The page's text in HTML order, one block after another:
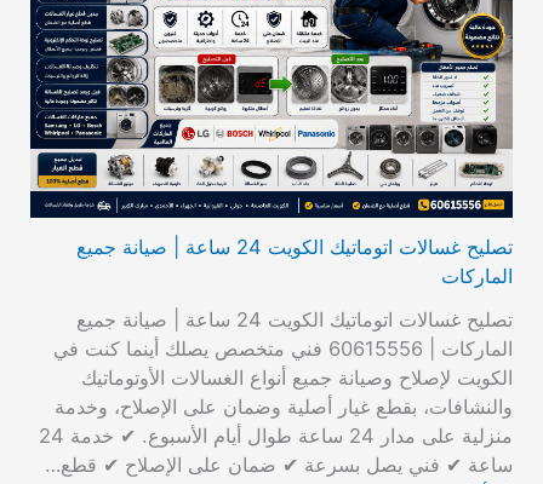
تصليح غسالات اتوماتيك الكويت 24 ساعة | صيانة جميع
الماركات
تصليح غسالات اتوماتيك الكويت 24 ساعة | صيانة جميع
الماركات | 60615556 فني متخصص يصلك أينما كنت في
الكويت لإصلاح وصيانة جميع أنواع الغسالات الأوتوماتيك
والنشافات، بقطع غيار أصلية وضمان على الإصلاح، وخدمة
منزلية على مدار 24 ساعة طوال أيام الأسبوع. ✔ خدمة 24
ساعة ✔ فني يصل بسرعة ✔ ضمان على الإصلاح ✔ قطع…